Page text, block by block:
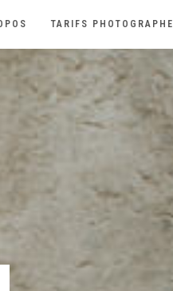
TARIFS PHOTOGRAPHE